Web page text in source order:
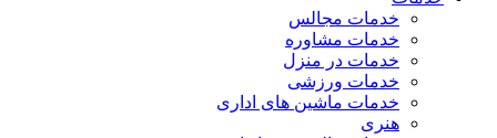
خدمات مجالس
خدمات مشاوره
خدمات در منزل
خدمات ورزشی
خدمات ماشین های اداری
هنری